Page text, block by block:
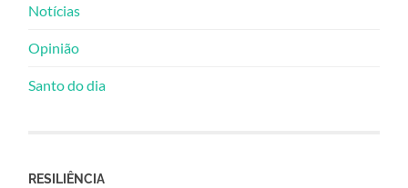
Notícias
Opinião
Santo do dia
RESILIÊNCIA